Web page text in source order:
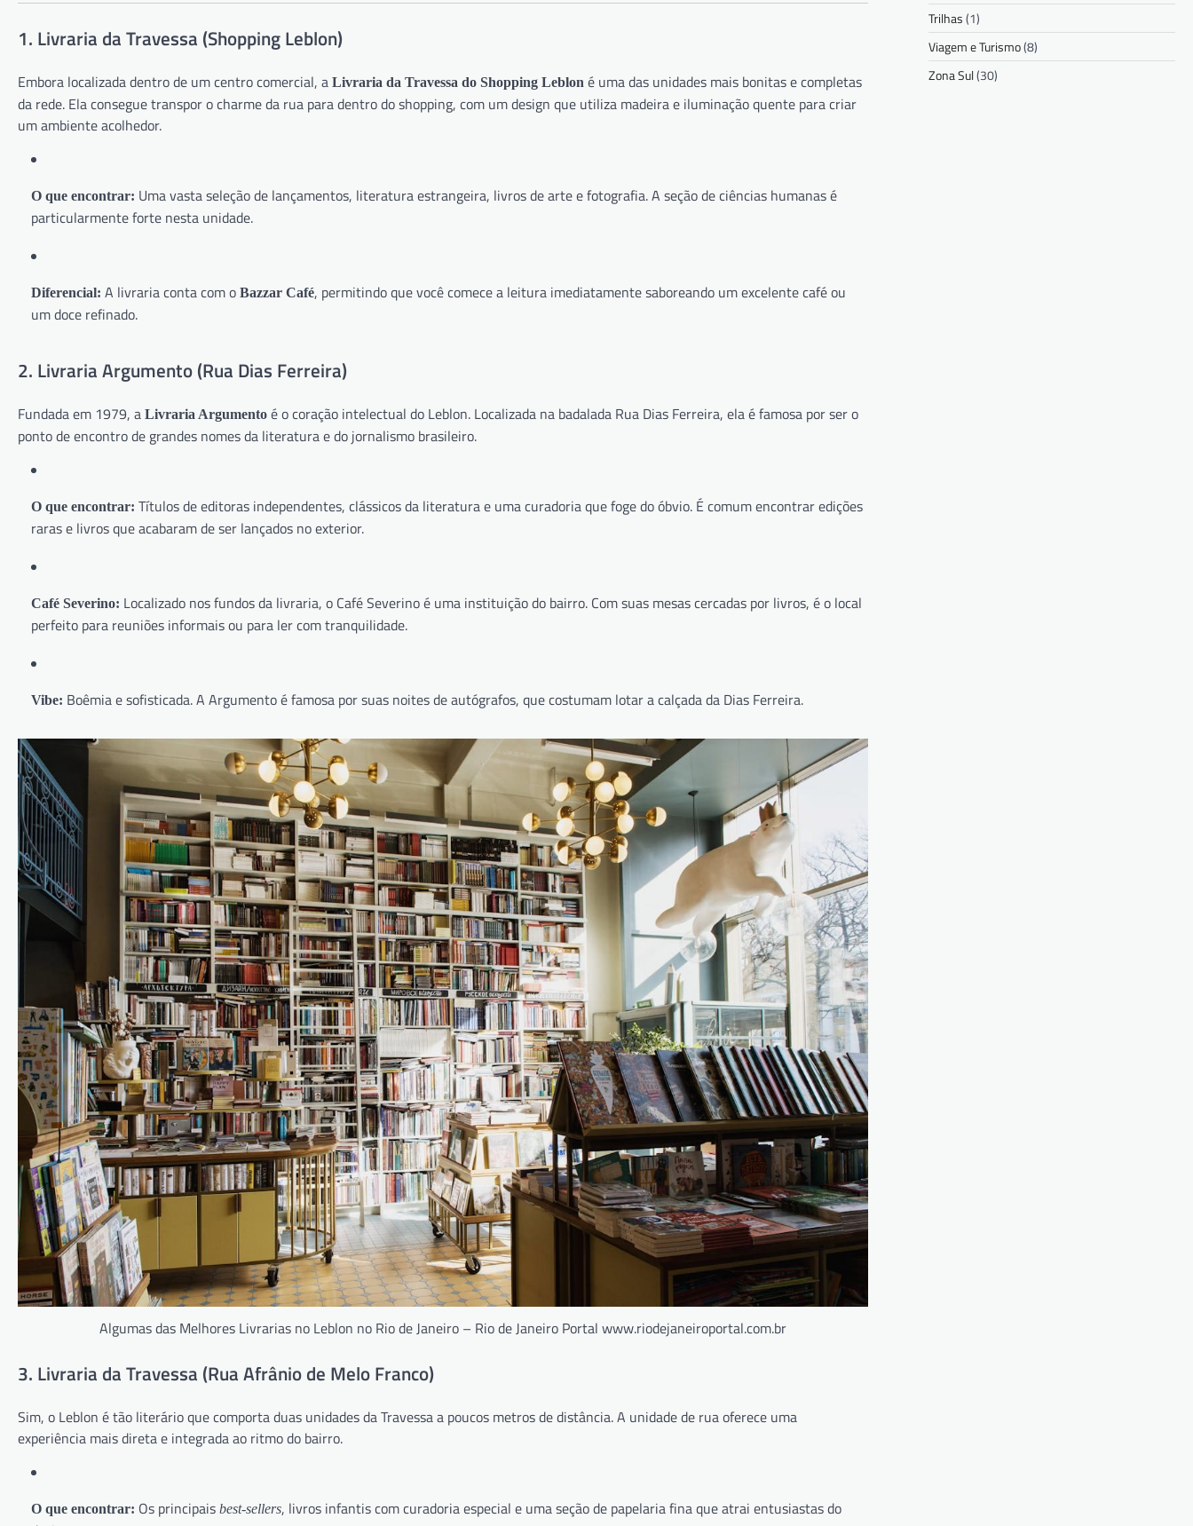
1. Livraria da Travessa (Shopping Leblon)
Embora localizada dentro de um centro comercial, a Livraria da Travessa do Shopping Leblon é uma das unidades mais bonitas e completas
da rede. Ela consegue transpor o charme da rua para dentro do shopping, com um design que utiliza madeira e iluminação quente para criar
um ambiente acolhedor.
O que encontrar: Uma vasta seleção de lançamentos, literatura estrangeira, livros de arte e fotografia. A seção de ciências humanas é
particularmente forte nesta unidade.
Diferencial: A livraria conta com o Bazzar Café, permitindo que você comece a leitura imediatamente saboreando um excelente café ou
um doce refinado.
2. Livraria Argumento (Rua Dias Ferreira)
Fundada em 1979, a Livraria Argumento é o coração intelectual do Leblon. Localizada na badalada Rua Dias Ferreira, ela é famosa por ser o
ponto de encontro de grandes nomes da literatura e do jornalismo brasileiro.
O que encontrar: Títulos de editoras independentes, clássicos da literatura e uma curadoria que foge do óbvio. É comum encontrar edições
raras e livros que acabaram de ser lançados no exterior.
Café Severino: Localizado nos fundos da livraria, o Café Severino é uma instituição do bairro. Com suas mesas cercadas por livros, é o local
perfeito para reuniões informais ou para ler com tranquilidade.
Vibe: Boêmia e sofisticada. A Argumento é famosa por suas noites de autógrafos, que costumam lotar a calçada da Dias Ferreira.
Algumas das Melhores Livrarias no Leblon no Rio de Janeiro – Rio de Janeiro Portal www.riodejaneiroportal.com.br
3. Livraria da Travessa (Rua Afrânio de Melo Franco)
Sim, o Leblon é tão literário que comporta duas unidades da Travessa a poucos metros de distância. A unidade de rua oferece uma
experiência mais direta e integrada ao ritmo do bairro.
O que encontrar: Os principais best-sellers, livros infantis com curadoria especial e uma seção de papelaria fina que atrai entusiastas do
Trilhas(1)
Viagem e Turismo(8)
Zona Sul(30)